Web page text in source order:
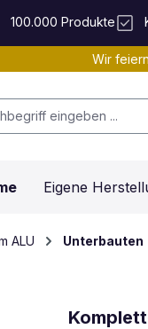
100.000 Produkte
Wir
Eigene
ALU Unterbauten